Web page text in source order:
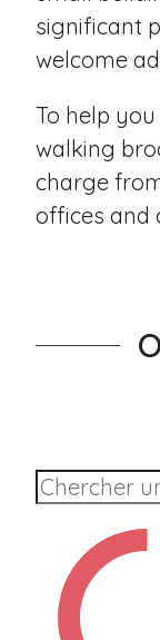
significant
welcome
To help
walking
charge
offices and